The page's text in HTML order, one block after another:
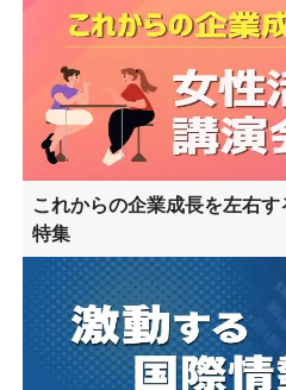
これからの企業成長を左右
特集